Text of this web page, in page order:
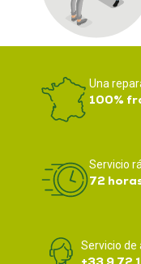
Una
100%
Servicio
72
Servicio de